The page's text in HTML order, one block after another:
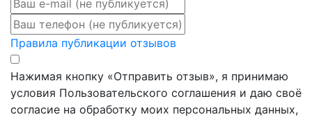
Правила публикации отзывов
Нажимая кнопку «Отправить отзыв», я принимаю
условия Пользовательского соглашения и даю своё
согласие на обработку моих персональных данных,